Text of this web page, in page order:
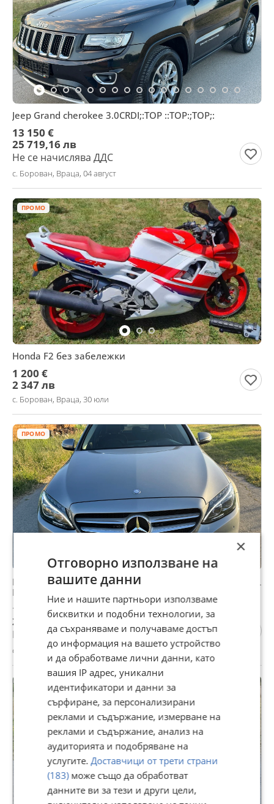
Jeep Grand cherokee 3.0CRDI;:TOP ::TOP:;TOP;:
13 150 €
25 719,16 лв
Не се начислява ДДС
с. Борован, Враца, 04 август
ПРОМО
Honda F2 без забележки
1 200 €
2 347 лв
с. Борован, Враца, 30 юли
ПРОМО
Mercedes-Benz C 220 AMG;:PREMIUM::PANORAMA;:FULL
EKSTRI:;TOPPPP
11 750 €
22 981 лв
Не се начислява ДДС
с. Борован, Враца, 04 август
×
Отговорно използване на
вашите данни
Ние и нашите партньори използваме
бисквитки и подобни технологии, за
да съхраняваме и получаваме достъп
до информация на вашето устройство
и да обработваме лични данни, като
вашия IP адрес, уникални
идентификатори и данни за
сърфиране, за персонализирани
реклами и съдържание, измерване на
реклами и съдържание, анализ на
аудиторията и подобряване на
услугите.Доставчици от трети страни
(183)може също да обработват
данните ви за тези и други цели,